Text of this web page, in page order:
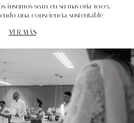
insumos sean en su mayoría 100%
una consciencia sustentable.
VER MÁS